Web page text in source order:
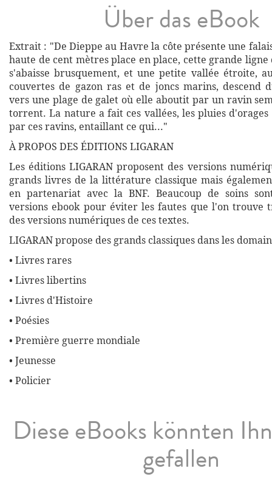
Über das eBook
Extrait : "De Dieppe au Havre la côte présente une
haute de cent mètres place en place, cette grande ligne
s'abaisse brusquement, et une petite vallée étroite,
couvertes de gazon ras et de joncs marins, descend
vers une plage de galet où elle aboutit par un ravin
torrent. La nature a fait ces vallées, les pluies
par ces ravins, entaillant ce qui..."
À PROPOS DES ÉDITIONS LIGARAN
Les éditions LIGARAN proposent des versions
grands livres de la littérature classique mais
en partenariat avec la BNF. Beaucoup de soins
versions ebook pour éviter les fautes que l'on trouve
des versions numériques de ces textes.
LIGARAN propose des grands classiques dans les
• Livres rares
• Livres libertins
• Livres d'Histoire
• Poésies
• Première guerre mondiale
• Jeunesse
• Policier
Diese eBooks könnten
gefallen